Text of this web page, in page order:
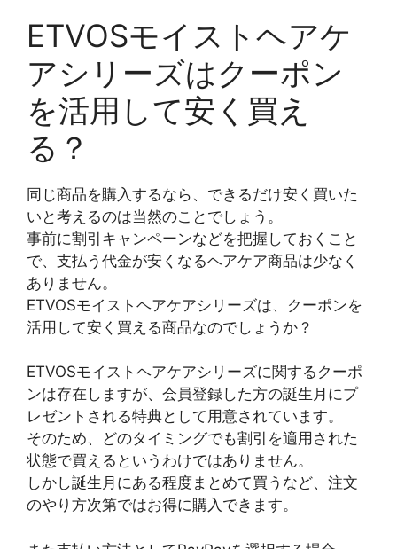
ETVOSモイストヘアケ
アシリーズはクーポン
を活用して安く買え
る？
同じ商品を購入するなら、できるだけ安く買いた
いと考えるのは当然のことでしょう。
事前に割引キャンペーンなどを把握しておくこと
で、支払う代金が安くなるヘアケア商品は少なく
ありません。
ETVOSモイストヘアケアシリーズは、クーポンを
活用して安く買える商品なのでしょうか？
ETVOSモイストヘアケアシリーズに関するクーポ
ンは存在しますが、会員登録した方の誕生月にプ
レゼントされる特典として用意されています。
そのため、どのタイミングでも割引を適用された
状態で買えるというわけではありません。
しかし誕生月にある程度まとめて買うなど、注文
のやり方次第ではお得に購入できます。